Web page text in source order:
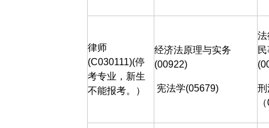
律师
(C030111)(停
考专业，新生
不能报考。）
经济法原理与实务
(00922)
宪法学(05679)
法
刑
（